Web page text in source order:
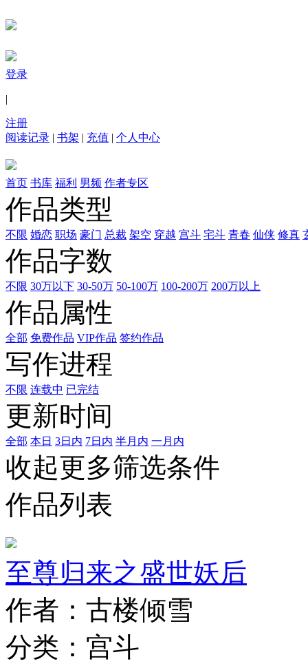
登录
|
注册
阅读记录 | 书架 | 充值 | 个人中心
首页 书库 福利 男频 作者专区
作品类型
不限 婚恋 职场 豪门 总裁 架空 穿越 宫斗 宅斗 青春 仙侠 修真
作品字数
不限 30万以下 30-50万 50-100万 100-200万 200万以上
作品属性
全部 免费作品 VIP作品 签约作品
写作进程
不限 连载中 已完结
更新时间
全部 本日 3日内 7日内 半月内 一月内
收起更多筛选条件
作品列表
至尊归来之盛世妖后
作者：古楼倾雪
分类：宫斗